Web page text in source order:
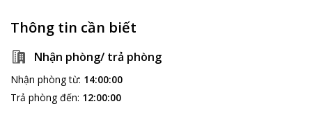
Thông tin cần biết
Nhận phòng/ trả phòng
Nhận phòng từ: 14:00:00
Trả phòng đến: 12:00:00